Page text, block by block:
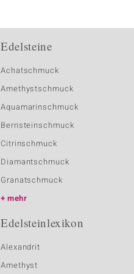
Edelsteine
Achatschmuck
Amethystschmuck
Aquamarinschmuck
Bernsteinschmuck
Citrinschmuck
Diamantschmuck
Granatschmuck
mehr
Edelsteinlexikon
Alexandrit
Amethyst